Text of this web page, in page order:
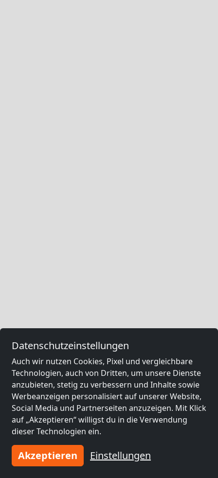
Datenschutzeinstellungen
Auch wir nutzen Cookies, Pixel und vergleichbare
Technologien, auch von Dritten, um unsere Dienste
anzubieten, stetig zu verbessern und Inhalte sowie
Werbeanzeigen personalisiert auf unserer Website,
Social Media und Partnerseiten anzuzeigen. Mit Klick
auf „Akzeptieren“ willigst du in die Verwendung
dieser Technologien ein.
Akzeptieren Einstellungen